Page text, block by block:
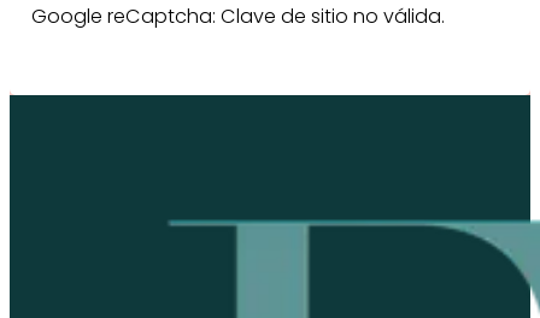
Google reCaptcha: Clave de sitio no válida.